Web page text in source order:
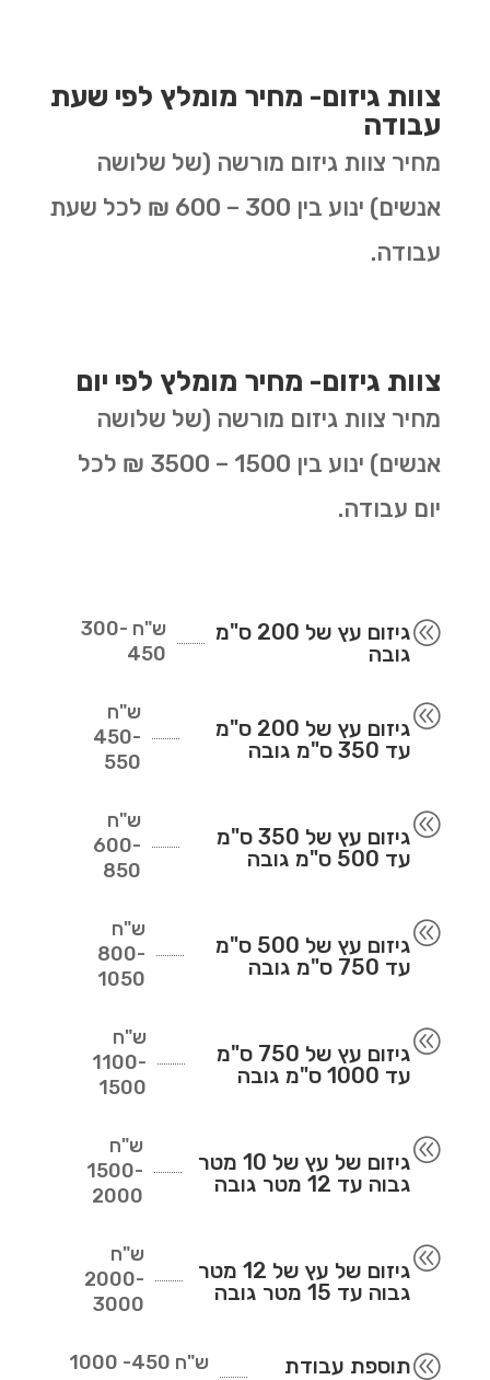
צוות גיזום- מחיר מומלץ לפי שעת
עבודה
מחיר צוות גיזום מורשה (של שלושה
אנשים) ינוע בין 300 – 600 ₪ לכל שעת
עבודה.
צוות גיזום- מחיר מומלץ לפי יום
מחיר צוות גיזום מורשה (של שלושה
אנשים) ינוע בין 1500 – 3500 ₪ לכל
יום עבודה.
@
גיזום עץ של 200 ס"מ
גובה
ש"ח 300-
450
@
גיזום עץ של 200 ס"מ
עד 350 ס"מ גובה
ש"ח
450-
550
@
גיזום עץ של 350 ס"מ
עד 500 ס"מ גובה
ש"ח
600-
850
@
גיזום עץ של 500 ס"מ
עד 750 ס"מ גובה
ש"ח
800-
1050
@
גיזום עץ של 750 ס"מ
עד 1000 ס"מ גובה
ש"ח
1100-
1500
@
גיזום של עץ של 10 מטר
גבוה עד 12 מטר גובה
ש"ח
1500-
2000
@
גיזום של עץ של 12 מטר
גבוה עד 15 מטר גובה
ש"ח
2000-
3000
@תוספת עבודת
ש"ח
450- 1000